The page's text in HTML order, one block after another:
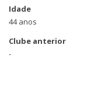
Idade
44 anos
Clube anterior
-